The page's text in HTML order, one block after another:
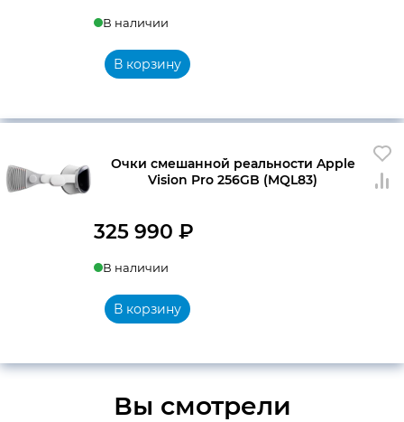
990 ₽.
В наличии
В корзину
Очки смешанной реальности Apple
Vision Pro 256GB (MQL83)
325 990 ₽
В наличии
В корзину
Вы смотрели